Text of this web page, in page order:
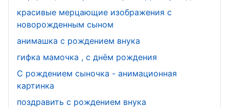
красивые мерцающие изображения с
новорожденным сыном
анимашка с рождением внука
гифка мамочка , с днём рождения
С рождением сыночка - анимационная
картинка
поздравить с рождением внука